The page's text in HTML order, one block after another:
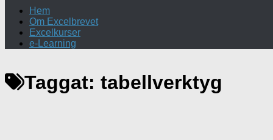
Hem
Om Excelbrevet
Excelkurser
e-Learning
Taggat: tabellverktyg